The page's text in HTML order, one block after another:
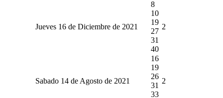
Jueves 16 de Diciembre de 2021
8
10
19
27
31
40
2
Sabado 14 de Agosto de 2021
16
19
26
31
33
2